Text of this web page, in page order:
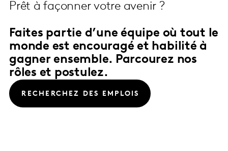
Prêt à façonner votre avenir ?
Faites partie d’une équipe où tout le
monde est encouragé et habilité à
gagner ensemble. Parcourez nos
rôles et postulez.
RECHERCHEZ DES EMPLOIS